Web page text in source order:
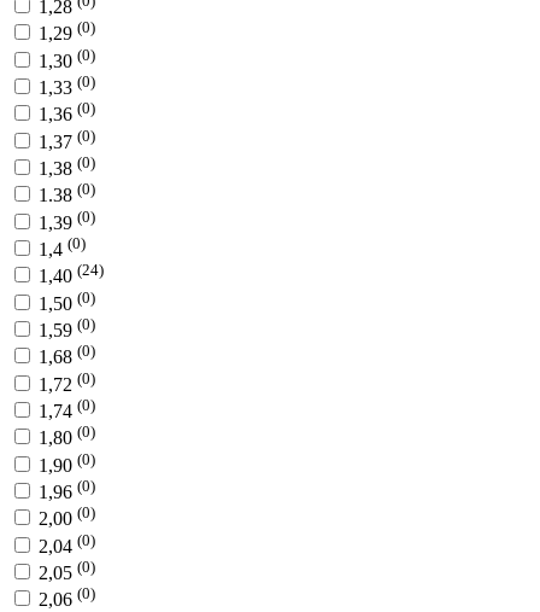
1,28
1,29 (0)
1,30 (0)
1,33 (0)
1,36 (0)
1,37 (0)
1,38 (0)
1.38 (0)
1,39 (0)
1,4 (0)
1,40 (24)
1,50 (0)
1,59 (0)
1,68 (0)
1,72 (0)
1,74 (0)
1,80 (0)
1,90 (0)
1,96 (0)
2,00 (0)
2,04 (0)
2,05 (0)
2,06 (0)